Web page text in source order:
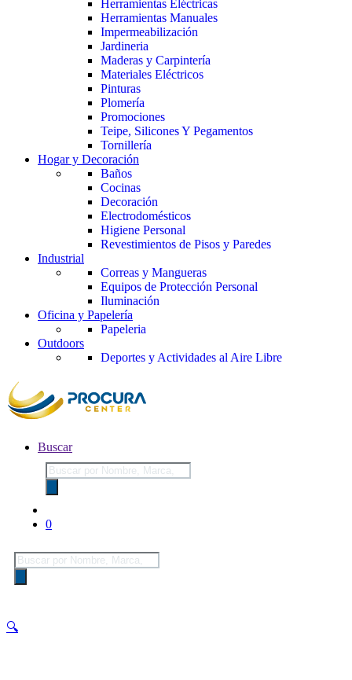
Herramientas Eléctricas
Herramientas Manuales
Impermeabilización
Jardineria
Maderas y Carpintería
Materiales Eléctricos
Pinturas
Plomería
Promociones
Teipe, Silicones Y Pegamentos
Tornillería
Hogar y Decoración
Baños
Cocinas
Decoración
Electrodomésticos
Higiene Personal
Revestimientos de Pisos y Paredes
Industrial
Correas y Mangueras
Equipos de Protección Personal
Iluminación
Oficina y Papelería
Papeleria
Outdoors
Deportes y Actividades al Aire Libre
Buscar
Búsqueda
de
productos
0
Búsqueda
de
productos
🔍